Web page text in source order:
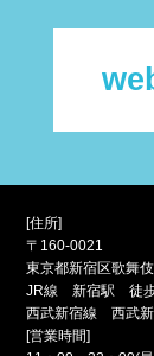
[住所]
〒160-0021
東京都新宿区歌舞
JR線 新宿駅 徒
西武新宿線 西武
[営業時間]